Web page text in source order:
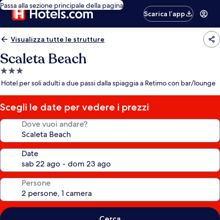
Passa alla sezione principale della pagina
Scarica l’app
Visualizza tutte le strutture
Scaleta Beach
Struttura
a
stelle
Hotel per soli adulti a due passi dalla spiaggia a Retimo con bar/lounge
Scegli le date per vedere i prezzi
Dove vuoi andare?
Date
Persone